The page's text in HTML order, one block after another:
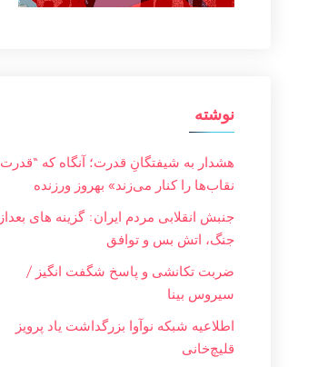
نوشته
هشدار به شیفتگانِ قدرت؛ آنگاه که “قدرت
نقاب‌ها را کنار می‌زند» بهروز ورزنده
جنبش انقلابی مردم ایران: گزینه های بعداز
جنگ، اتش بس و توافق
ضربت تکانشی و پاسخ شگفت انگیز /
سیروس بینا
اطلاعیه شبکه نوآوا بزرگداشت یاد پرویز
قلیچ‌خانی